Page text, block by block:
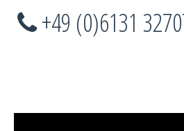
+49 (0)6131